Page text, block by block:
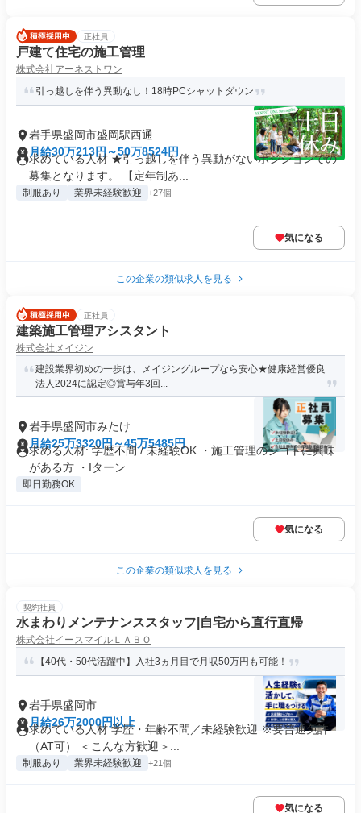
正社員
戸建て住宅の施工管理
株式会社アーネストワン
引っ越しを伴う異動なし！18時PCシャットダウン
岩手県盛岡市盛岡駅西通
月給30万213円～50万8524円
求めている人材 ★引っ越しを伴う異動がないポジションでの
募集となります。 【定年制あ...
制服あり 業界未経験歓迎 +27個
気になる
この企業の類似求人を見る
正社員
建築施工管理アシスタント
株式会社メイジン
建設業界初めの一歩は、メイジングループなら安心★健康経営優良
法⼈2024に認定◎賞与年3回...
岩手県盛岡市みたけ
月給25万3320円～45万5485円
求める人材: 学歴不問 / 未経験OK ・施工管理のシゴトに興味
がある方 ・Iターン...
即日勤務OK
気になる
この企業の類似求人を見る
契約社員
水まわりメンテナンススタッフ|自宅から直行直帰
株式会社イースマイルＬＡＢＯ
【40代・50代活躍中】入社3ヵ月目で月収50万円も可能！
岩手県盛岡市
月給26万2000円以上
求めている人材 学歴・年齢不問／未経験歓迎 ※要普通免許
（AT可） ＜こんな方歓迎＞...
制服あり 業界未経験歓迎 +21個
気になる